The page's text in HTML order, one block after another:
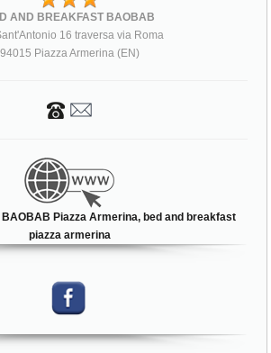
AND BREAKFAST BAOBAB
16 traversa via Roma
94015 Piazza Armerina (EN)
Piazza Armerina, bed and breakfast
piazza armerina